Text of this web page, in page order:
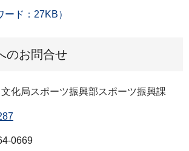
ド：27KB）
のお問合せ
化局スポーツ振興部スポーツ振興課
0669